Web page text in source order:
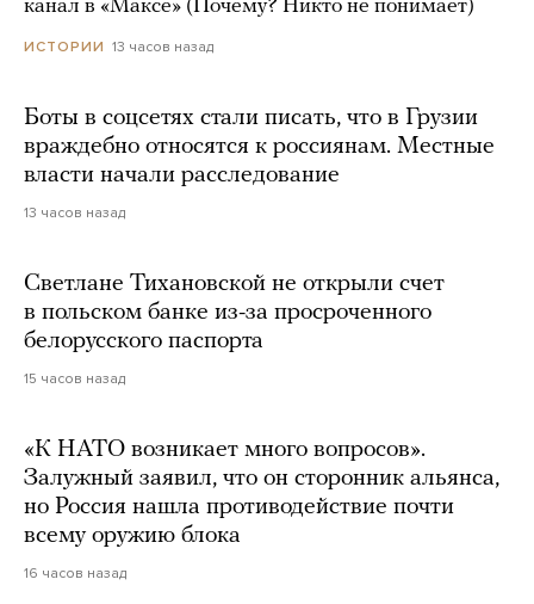
канал в «Максе» (Почему? Никто не понимает)
ИСТОРИИ 13 часов назад
Боты в соцсетях стали писать, что в Грузии
враждебно относятся к россиянам. Местные
власти начали расследование
13 часов назад
Светлане Тихановской не открыли счет
в польском банке из-за просроченного
белорусского паспорта
15 часов назад
«К НАТО возникает много вопросов».
Залужный заявил, что он сторонник альянса,
но Россия нашла противодействие почти
всему оружию блока
16 часов назад